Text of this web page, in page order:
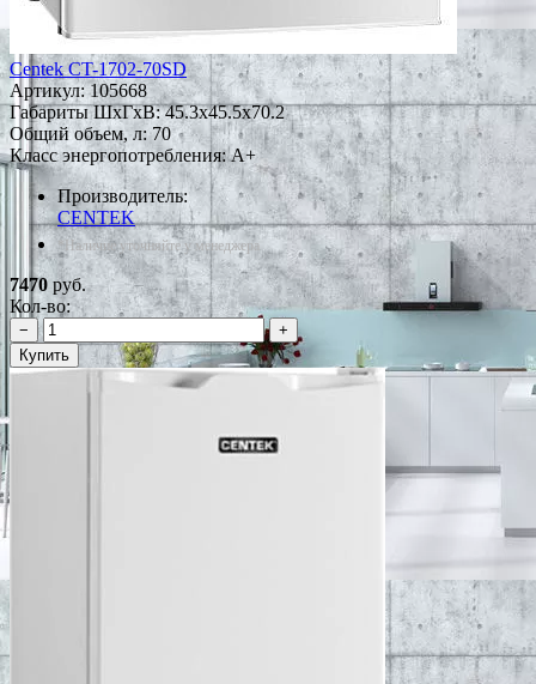
Centek CT-1702-70SD
Артикул:105668
Габариты ШxГxВ: 45.3x45.5x70.2
Общий объем, л: 70
Класс энергопотребления: A+
Производитель:
CENTEK
*Наличие уточняйте у менеджера
7470 руб.
Кол-во:
−
+
Купить